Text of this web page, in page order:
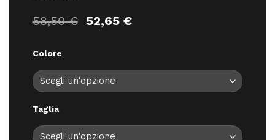
58,50€ Il
58,50 €.
52,65 €Il
52,65 €.
Colore
Taglia